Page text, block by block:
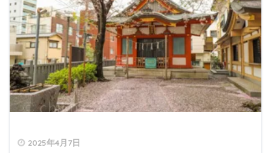
2025年4月7日